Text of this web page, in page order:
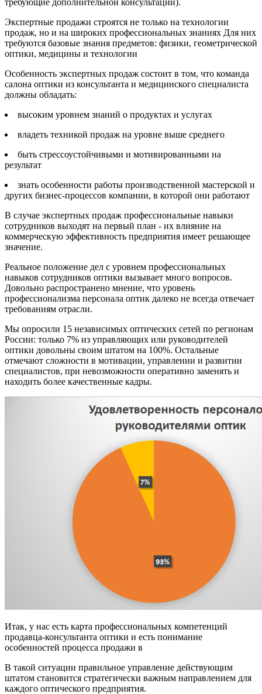
требующие дополнительной консультации).
Экспертные продажи строятся не только на технологии
продаж, но и на широких профессиональных знаниях Для них
требуются базовые знания предметов: физики, геометрической
оптики, медицины и технологии
Особенность экспертных продаж состоит в том, что команда
салона оптики из консультанта и медицинского специалиста
должны обладать:
высоким уровнем знаний о продуктах и услугах
владеть техникой продаж на уровне выше среднего
быть стрессоустойчивыми и мотивированными на
результат
знать особенности работы производственной мастерской и
других бизнес-процессов компании, в которой они работают
В случае экспертных продаж профессиональные навыки
сотрудников выходят на первый план - их влияние на
коммерческую эффективность предприятия имеет решающее
значение.
Реальное положение дел с уровнем профессиональных
навыков сотрудников оптики вызывает много вопросов.
Довольно распространено мнение, что уровень
профессионализма персонала оптик далеко не всегда отвечает
требованиям отрасли.
Мы опросили 15 независимых оптических сетей по регионам
России: только 7% из управляющих или руководителей
оптики довольны своим штатом на 100%. Остальные
отмечают сложности в мотивации, управлении и развитии
специалистов, при невозможности оперативно заменять и
находить более качественные кадры.
Итак, у нас есть карта профессиональных компетенций
продавца-консультанта оптики и есть понимание
особенностей процесса продажи в
В такой ситуации правильное управление действующим
штатом становится стратегически важным направлением для
каждого оптического предприятия.